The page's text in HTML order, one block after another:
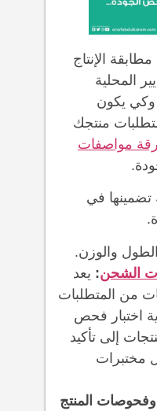
الإنتاج
المحلية
وكي يكون
منتجك
مواصفات
تضمينها في
والوزن.
الشحن: يعد
من المتطلبات
اختبار فحص
إلى تأكيد
مختبرات
المنتج